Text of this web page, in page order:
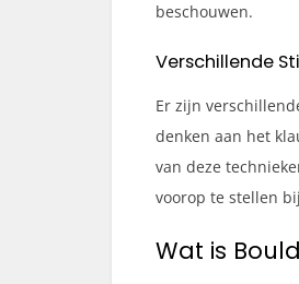
beschouwen.
Verschillende
Er zijn
denken aan het
van deze
voorop te stellen
Wat is